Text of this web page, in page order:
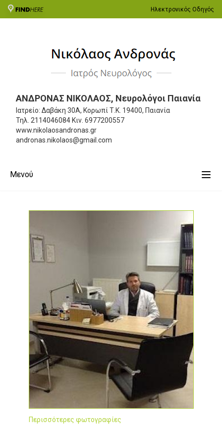
Ηλεκτρονικός Οδηγός
ΑΝΔΡΟΝΑΣ ΝΙΚΟΛΑΟΣ, Νευρολόγοι Παιανία
Ιατρείο: Δαβάκη 30Α, Κορωπί Τ.Κ. 19400, Παιανία
Τηλ. 2114046084 Κιν. 6977200557
www.nikolaosandronas.gr
andronas.nikolaos@gmail.com
Μενού
Περισσότερες φωτογραφίες